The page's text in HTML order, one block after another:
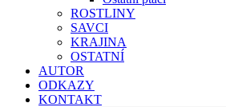
ROSTLINY
SAVCI
KRAJINA
OSTATNÍ
AUTOR
ODKAZY
KONTAKT